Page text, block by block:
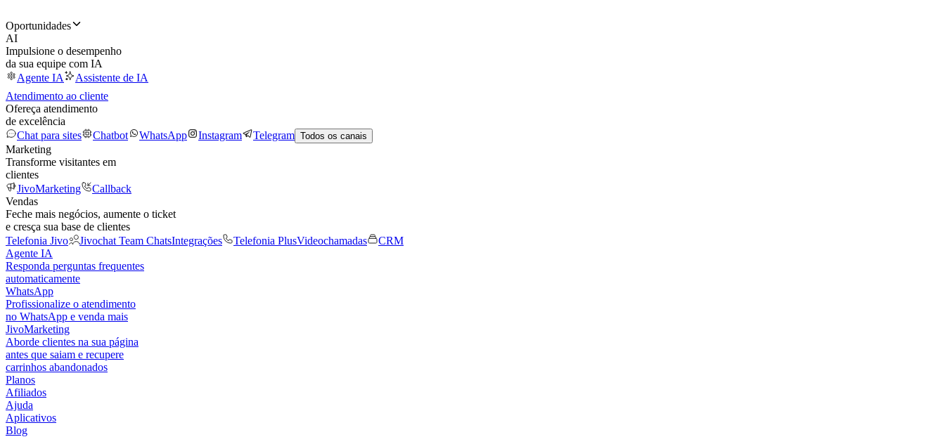
Oportunidades
AI
Impulsione o desempenho
da sua equipe com IA
Agente IA
Assistente de IA
Atendimento ao cliente
Ofereça atendimento
de excelência
Chat para sites
Chatbot WhatsApp Instagram Telegram Todos os canais
Marketing
Transforme visitantes em
clientes
JivoMarketing
Callback
Vendas
Feche mais negócios, aumente o ticket
e cresça sua base de clientes
Telefonia Jivo
Jivochat Team ChatsIntegrações Telefonia PlusVideochamadas
CRM
Agente IA
Responda perguntas frequentes
automaticamente
WhatsApp
Profissionalize o atendimento
no WhatsApp e venda mais
JivoMarketing
Aborde clientes na sua página
antes que saiam e recupere
carrinhos abandonados
Planos
Afiliados
Ajuda
Aplicativos
Blog